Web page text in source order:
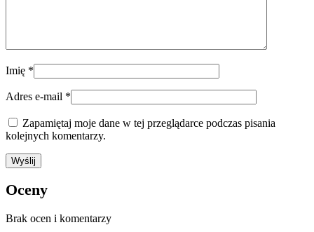
Imię *
Adres e-mail *
Zapamiętaj moje dane w tej przeglądarce podczas pisania
kolejnych komentarzy.
Oceny
Brak ocen i komentarzy